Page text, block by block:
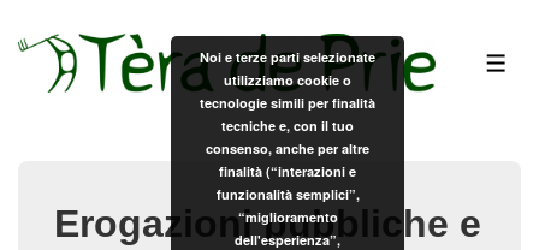
Vai
Erogazioni pubbliche e
Noi e terze parti selezionate
utilizziamo cookie o
tecnologie simili per finalità
tecniche e, con il tuo
consenso, anche per altre
finalità (“interazioni e
funzionalità semplici”,
“miglioramento
dell'esperienza”,